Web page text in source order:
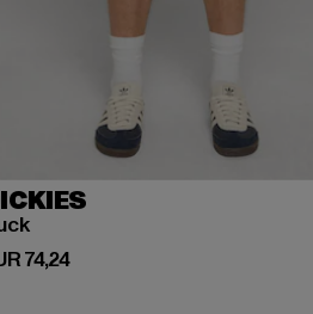
74,24prijs: EUR 74,24